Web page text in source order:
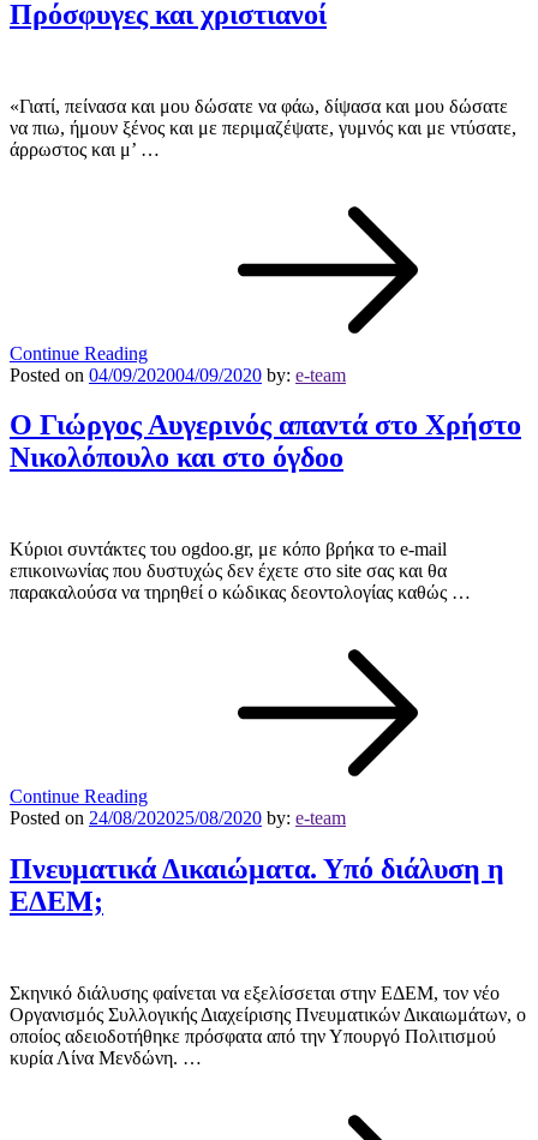
Πρόσφυγες και χριστιανοί
«Γιατί, πείνασα και μου δώσατε να φάω, δίψασα και μου δώσατε
να πιω, ήμουν ξένος και με περιμαζέψατε, γυμνός και με ντύσατε,
άρρωστος και μ’ …
Continue Reading
Posted on 04/09/202004/09/2020 by: e-team
Ο Γιώργος Αυγερινός απαντά στο Χρήστο
Νικολόπουλο και στο όγδοο
Κύριοι συντάκτες του ogdoo.gr, με κόπο βρήκα το e-mail
επικοινωνίας που δυστυχώς δεν έχετε στο site σας και θα
παρακαλούσα να τηρηθεί ο κώδικας δεοντολογίας καθώς …
Continue Reading
Posted on 24/08/202025/08/2020 by: e-team
Πνευματικά Δικαιώματα. Υπό διάλυση η
ΕΔΕΜ;
Σκηνικό διάλυσης φαίνεται να εξελίσσεται στην ΕΔΕΜ, τον νέο
Οργανισμός Συλλογικής Διαχείρισης Πνευματικών Δικαιωμάτων, ο
οποίος αδειοδοτήθηκε πρόσφατα από την Υπουργό Πολιτισμού
κυρία Λίνα Μενδώνη. …